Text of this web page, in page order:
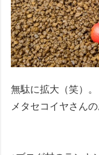
無駄に拡大（笑）。
メタセコイヤさん